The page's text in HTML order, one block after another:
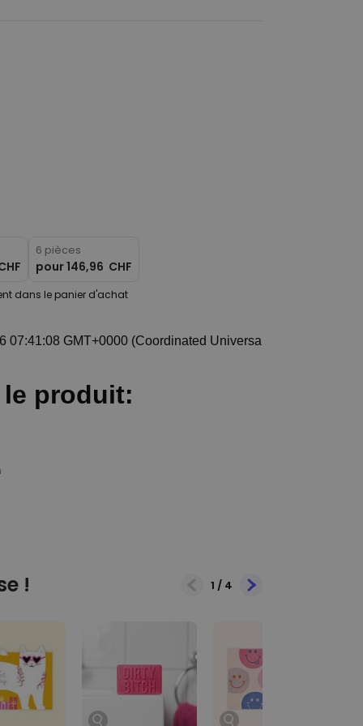
6 pièces
pour146,96 CHF
dans le panier d'achat
! 1 / 4